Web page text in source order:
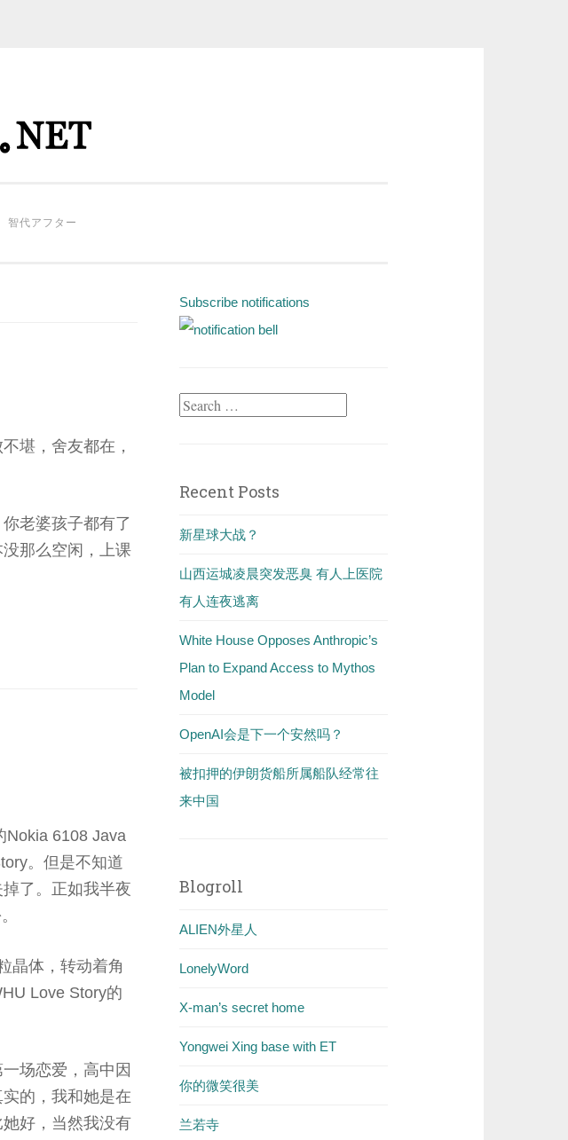
智代アフター
堪，舍友都在，
老婆孩子都有了
那么空闲，上课
Nokia 6108 Java
。但是不知道
了。正如我半夜
晶体，转动着角
Love Story的
场恋爱，高中因
的，我和她是在
好，当然我没有
Subscribe notifications
Search
Recent Posts
新星球大战？
山西运城凌晨突发恶臭 有人上医院
有人连夜逃离
White House Opposes Anthropic’s
Plan to Expand Access to Mythos
Model
OpenAI会是下一个安然吗？
被扣押的伊朗货船所属船队经常往
来中国
Blogroll
ALIEN外星人
LonelyWord
X-man’s secret home
Yongwei Xing base with ET
你的微笑很美
兰若寺